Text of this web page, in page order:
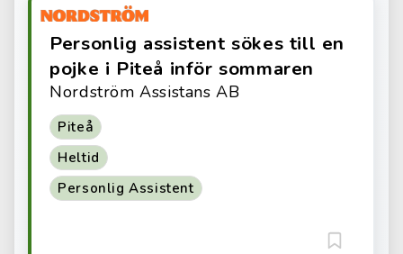
Personlig assistent sökes till en
pojke i Piteå inför sommaren
Nordström Assistans AB
Piteå
Heltid
Personlig Assistent